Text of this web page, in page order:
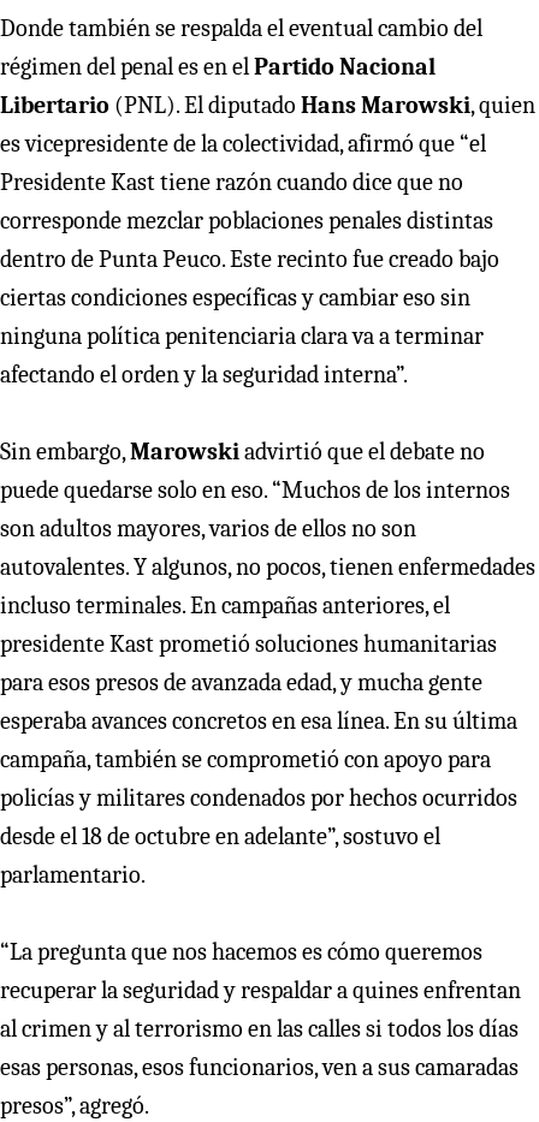
Donde también se respalda el eventual cambio del
régimen del penal es en elPartido Nacional
Libertario (PNL). El diputado Hans Marowski, quien
es vicepresidente de la colectividad, afirmó que “el
Presidente Kast tiene razón cuando dice que no
corresponde mezclar poblaciones penales distintas
dentro de Punta Peuco. Este recinto fue creado bajo
ciertas condiciones específicas y cambiar eso sin
ninguna política penitenciaria clara va a terminar
afectando el orden y la seguridad interna”.
Sin embargo,Marowskiadvirtió que el debate no
puede quedarse solo en eso. “Muchos de los internos
son adultos mayores, varios de ellos no son
autovalentes. Y algunos, no pocos, tienen enfermedades
incluso terminales. En campañas anteriores, el
presidente Kast prometió soluciones humanitarias
para esos presos de avanzada edad, y mucha gente
esperaba avances concretos en esa línea. En su última
campaña, también se comprometió con apoyo para
policías y militares condenados por hechos ocurridos
desde el 18 de octubre en adelante”, sostuvo el
parlamentario.
“La pregunta que nos hacemos es cómo queremos
recuperar la seguridad y respaldar a quines enfrentan
al crimen y al terrorismo en las calles si todos los días
esas personas, esos funcionarios, ven a sus camaradas
presos”, agregó.